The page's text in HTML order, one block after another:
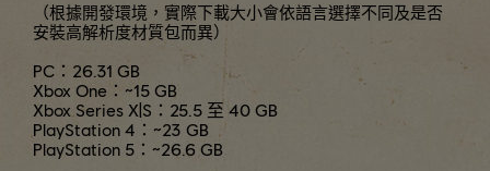
（根據開發環境，實際下載大小會依語言選擇不同及是否
安裝高解析度材質包而異）
PC：26.31 GB
Xbox One：~15 GB
Xbox Series X|S：25.5 至 40 GB
PlayStation 4：~23 GB
PlayStation 5：~26.6 GB